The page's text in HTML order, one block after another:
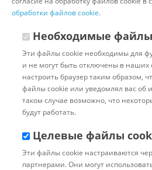
Другие товары PERFECTO
обработки файлов cookie.
Необходимые
Эти файлы cookie необходимы для
и не могут быть отключены в наших
настроить браузер таким образом,
файлы cookie или уведомлял вас об
таком случае возможно, что
будут работать.
Целевые файлы
Эти файлы cookie настраиваются
партнерами. Они могут